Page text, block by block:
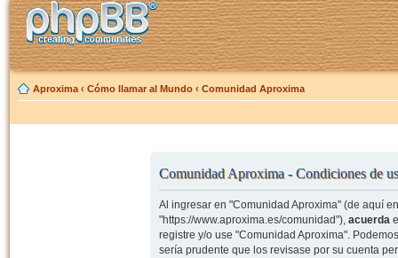
Aproxima ‹ Cómo llamar al Mundo ‹ Comunidad Aproxima
Comunidad Aproxima - Condiciones de
Al ingresar en "Comunidad Aproxima" (de aquí
"https://www.aproxima.es/comunidad"), acuerda
registre y/o use "Comunidad Aproxima".
sería prudente que los revisase por su cuenta